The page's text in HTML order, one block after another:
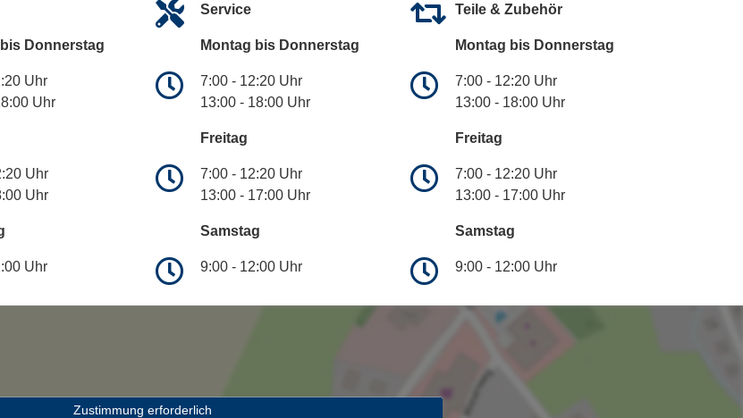
Donnerstag
Uhr
Uhr
Uhr
Uhr
Uhr
Service
Montag bis Donnerstag
7:00 - 12:20 Uhr
13:00 - 18:00 Uhr
Freitag
7:00 - 12:20 Uhr
13:00 - 17:00 Uhr
Samstag
9:00 - 12:00 Uhr
Teile & Zubehör
Montag bis Donnerstag
7:00 - 12:20 Uhr
13:00 - 18:00 Uhr
Freitag
7:00 - 12:20 Uhr
13:00 - 17:00 Uhr
Samstag
9:00 - 12:00 Uhr
Zustimmung erforderlich